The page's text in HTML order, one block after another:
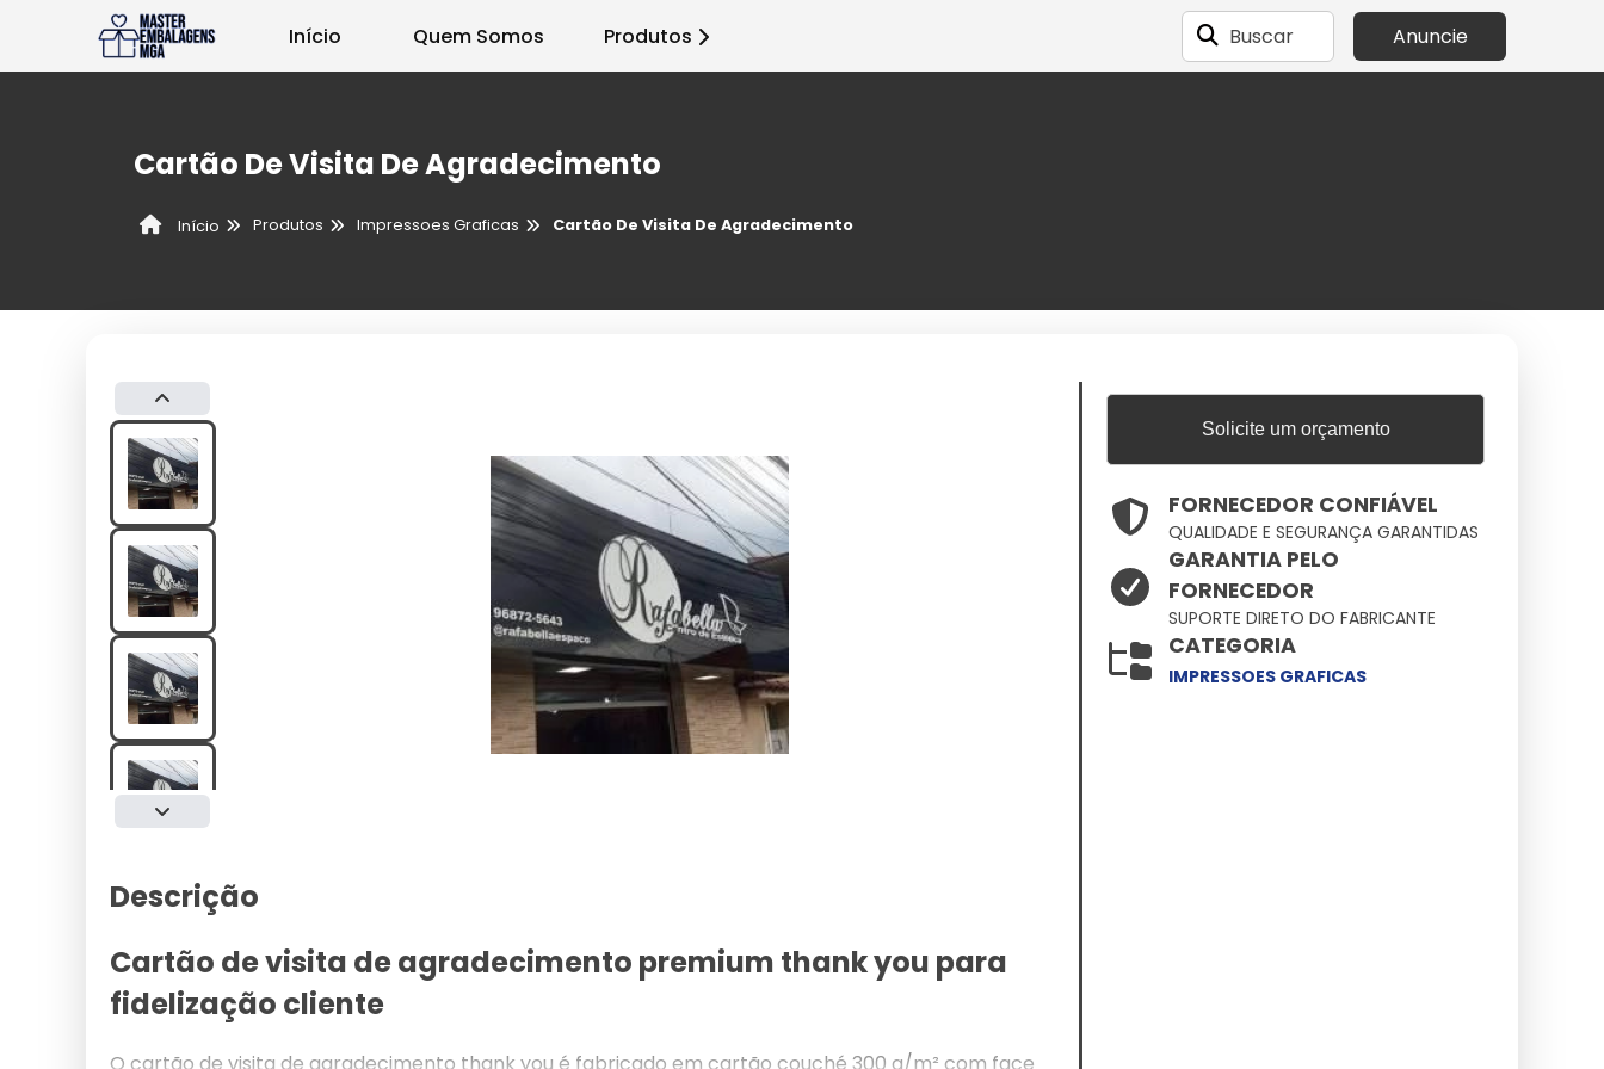
Início Quem Somos Produtos Buscar Anuncie
Cartão De Visita De Agradecimento
Início Produtos Impressoes Graficas Cartão De Visita De Agradecimento
Descrição
Cartão de visita de agradecimento premium thank you para
fidelização cliente
O cartão de visita de agradecimento thank you é fabricado em cartão couché 300 g/m² com face
Solicite um orçamento
FORNECEDOR CONFIÁVEL
QUALIDADE E SEGURANÇA GARANTIDAS
GARANTIA PELO
FORNECEDOR
SUPORTE DIRETO DO FABRICANTE
CATEGORIA
IMPRESSOES GRAFICAS